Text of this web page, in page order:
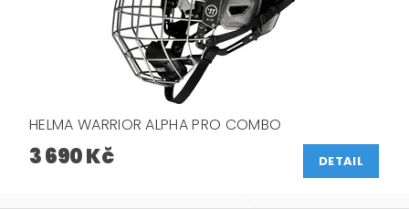
HELMA WARRIOR ALPHA PRO COMBO
3 690 Kč DETAIL